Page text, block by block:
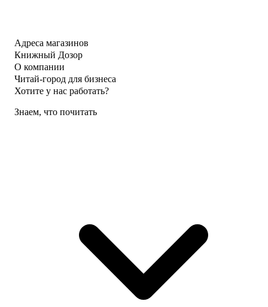
Адреса магазинов
Книжный Дозор
О компании
Читай-город для бизнеса
Хотите у нас работать?
Знаем, что почитать